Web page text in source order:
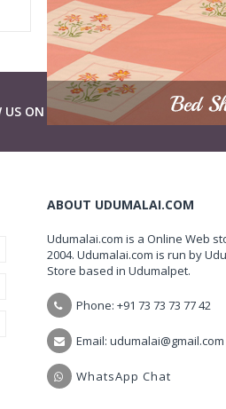
US ON
ABOUT UDUMALAI.COM
Udumalai.com is a Online Web
2004. Udumalai.com is run by
Store based in Udumalpet.
Phone: +91 73 73 73 77 42
Email: udumalai@gmail.com
WhatsApp Chat